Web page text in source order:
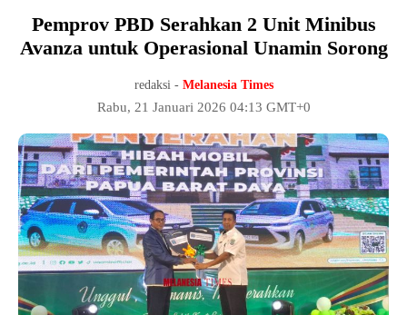
Pemprov PBD Serahkan 2 Unit Minibus
Avanza untuk Operasional Unamin Sorong
redaksi - Melanesia Times
Rabu, 21 Januari 2026 04:13 GMT+0